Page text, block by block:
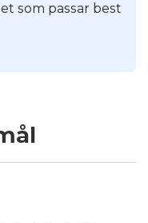
som passar best